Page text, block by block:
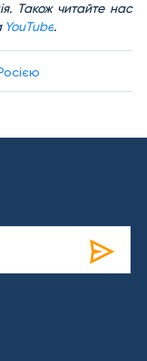
Також читайте нас
YouTube.